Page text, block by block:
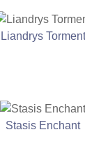
Liandrys Torment
Stasis Enchant